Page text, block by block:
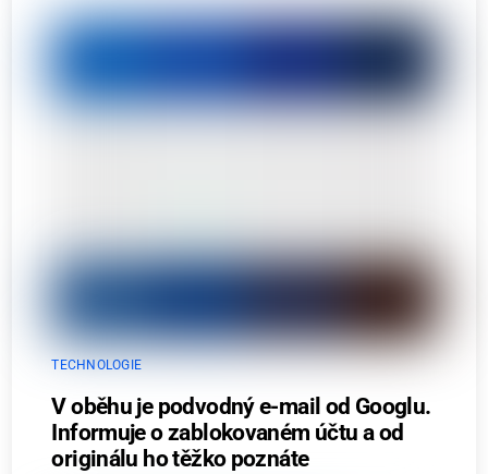
TECHNOLOGIE
V oběhu je podvodný e-mail od Googlu.
Informuje o zablokovaném účtu a od
originálu ho těžko poznáte